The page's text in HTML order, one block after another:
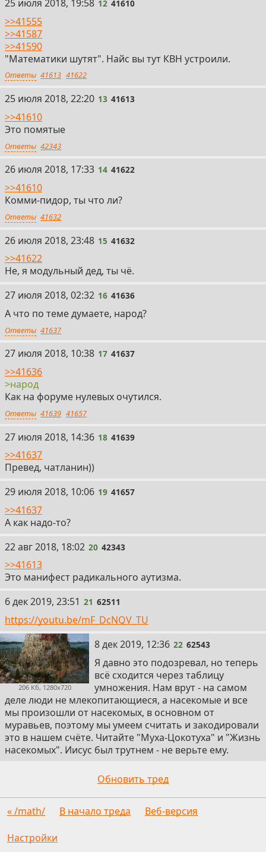
25 июля 2018, 19:58 12 41610
>>41555
>>41587
>>41590
"Математики шутят". Найс вы тут КВН устроили.
Ответы 41613 41622
13
25 июля 2018, 22:20 13 41613
>>41610
Это помятые
Ответы 42343
14
26 июля 2018, 17:33 14 41622
>>41610
Комми-пидор, ты что ли?
Ответы 41632
15
26 июля 2018, 23:48 15 41632
>>41622
Не, я модульный дед, ты чё.
16
27 июля 2018, 02:32 16 41636
А что по теме думаете, народ?
Ответы 41637
17
27 июля 2018, 10:38 17 41637
>>41636
>народ
Как на форуме нулевых очутился.
Ответы 41639 41657
18
27 июля 2018, 14:36 18 41639
>>41637
Превед, чатланин))
19
29 июля 2018, 10:06 19 41657
>>41637
А как надо-то?
20
22 авг 2018, 18:02 20 42343
>>41613
Это манифест радикального аутизма.
21
6 дек 2019, 23:51 21 62511
https://youtu.be/mF_DcNQV_TU
206 Кб, 1280x720
22
8 дек 2019, 12:36 22 62543
Я давно это подозревал, но теперь
всё сходится через таблицу
умножения. Нам врут - на самом
деле люди не млекопитающиеся, а насекомые и все
мы произошли от насекомых, в основном от
муравьев, поэтому мы умеем считать и закодировали
это в нашем счёте. Читайте "Муха-Цокотуха" и "Жизнь
насекомых". Иисус был трутнем - не верьте ему.
Обновить тред
« /math/ В начало треда Веб-версия
Настройки